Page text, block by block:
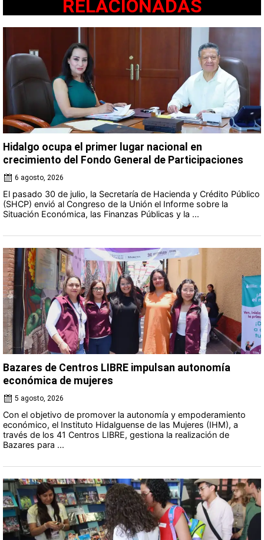
RELACIONADAS
Hidalgo ocupa el primer lugar nacional en
crecimiento del Fondo General de Participaciones
6 agosto, 2026
El pasado 30 de julio, la Secretaría de Hacienda y Crédito Público
(SHCP) envió al Congreso de la Unión el Informe sobre la
Situación Económica, las Finanzas Públicas y la ...
Bazares de Centros LIBRE impulsan autonomía
económica de mujeres
5 agosto, 2026
Con el objetivo de promover la autonomía y empoderamiento
económico, el Instituto Hidalguense de las Mujeres (IHM), a
través de los 41 Centros LIBRE, gestiona la realización de
Bazares para ...